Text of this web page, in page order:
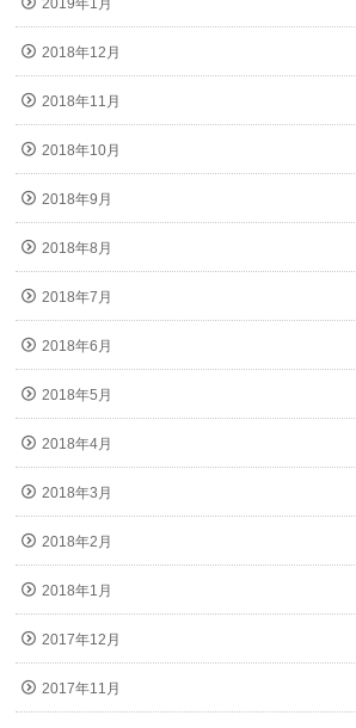
2019年1月
2018年12月
2018年11月
2018年10月
2018年9月
2018年8月
2018年7月
2018年6月
2018年5月
2018年4月
2018年3月
2018年2月
2018年1月
2017年12月
2017年11月